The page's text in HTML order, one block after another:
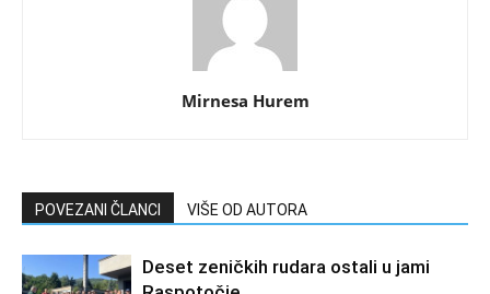
Mirnesa Hurem
POVEZANI ČLANCI VIŠE OD AUTORA
Deset zeničkih rudara ostali u jami